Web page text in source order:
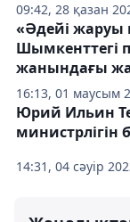
09:42, 28 қазан
16:13, 01 маусым
«Әдейі жаруы
Шымкенттегі
жанындағы
14:31, 04 сәуір
Юрий Ильин
министрлігін